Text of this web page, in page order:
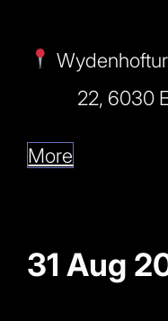
22, 6030
More
31 Aug